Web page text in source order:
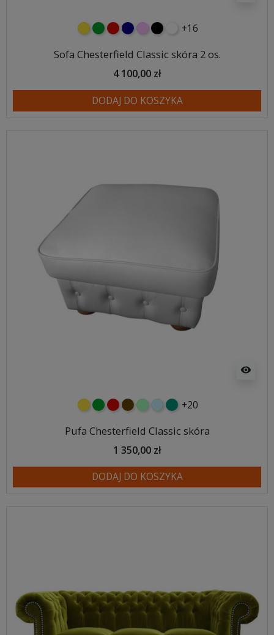
żółtyzielonyczerwony
granatowy
różowyczarnybiały+16
Sofa Chesterfield Classic skóra 2 os.
4 100,00 zł
DODAJ DO KOSZYKA
visibility
żółtyzielonyczerwony
czekoladowy
miętowybłękitny
turkusowy
+20
Pufa Chesterfield Classic skóra
1 350,00 zł
DODAJ DO KOSZYKA